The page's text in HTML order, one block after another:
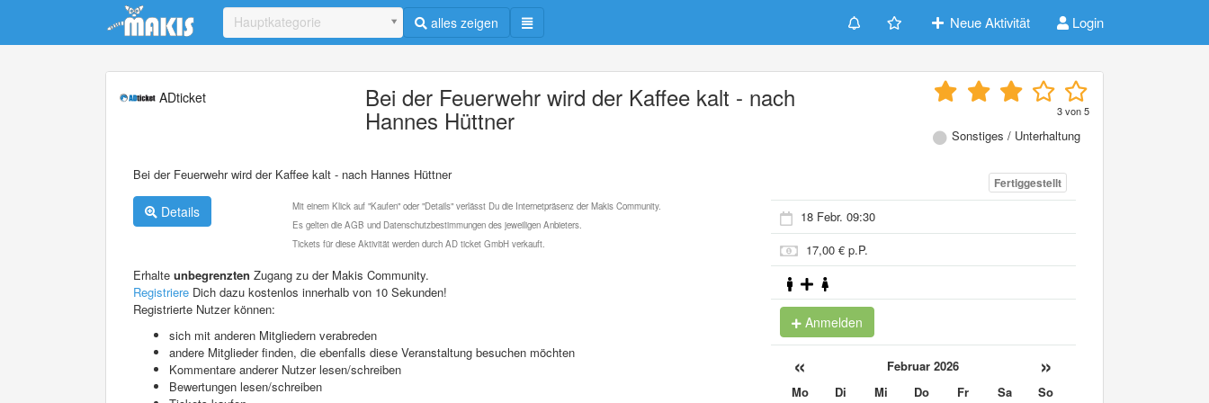
Update cookies preferences
Hauptkategorie alles zeigen Neue Aktivität Login
ADticket Bei der Feuerwehr wird der Kaffee kalt - nach
Hannes Hüttner 3von5
Sonstiges / Unterhaltung
Bei der Feuerwehr wird der Kaffee kalt - nach Hannes Hüttner
Details
Mit einem Klick auf "Kaufen" oder "Details" verlässt Du die Internetpräsenz der Makis Community.
Es gelten die AGB und Datenschutzbestimmungen des jeweiligen Anbieters.
Tickets für diese Aktivität werden durch AD ticket GmbH verkauft.
Erhalte unbegrenzten Zugang zu der Makis Community.
Registriere Dich dazu kostenlos innerhalb von 10 Sekunden!
Registrierte Nutzer können:
sich mit anderen Mitgliedern verabreden
andere Mitglieder finden, die ebenfalls diese Veranstaltung besuchen möchten
Kommentare anderer Nutzer lesen/schreiben
Bewertungen lesen/schreiben
Fertiggestellt
18 Febr. 09:30
17,00 € p.P.
Anmelden
« Februar 2026 »
Mo Di Mi Do Fr Sa
So